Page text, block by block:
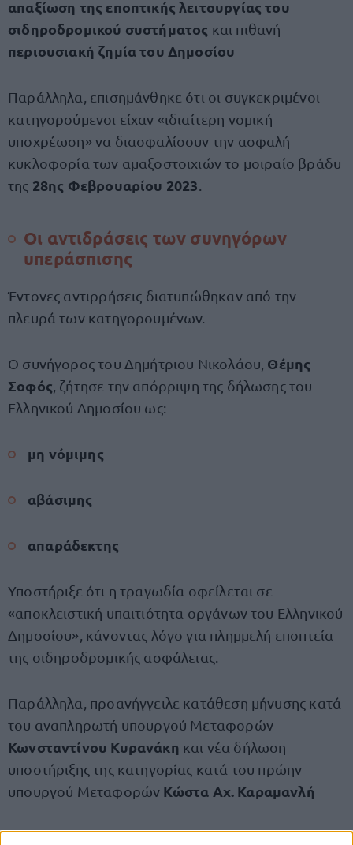
απαξίωση της εποπτικής λειτουργίας του
σιδηροδρομικού συστήματος και πιθανή
περιουσιακή ζημία του Δημοσίου
Παράλληλα, επισημάνθηκε ότι οι συγκεκριμένοι
κατηγορούμενοι είχαν «ιδιαίτερη νομική
υποχρέωση» να διασφαλίσουν την ασφαλή
κυκλοφορία των αμαξοστοιχιών το μοιραίο βράδυ
της 28ης Φεβρουαρίου 2023
Οι αντιδράσεις των συνηγόρων
υπεράσπισης
Έντονες αντιρρήσεις διατυπώθηκαν από την
πλευρά των κατηγορουμένων.
Ο συνήγορος του Δημήτριου Νικολάου, Θέμης
Σοφός , ζήτησε την απόρριψη της δήλωσης του
Ελληνικού Δημοσίου ως:
μη νόμιμης
αβάσιμης
απαράδεκτης
Υποστήριξε ότι η τραγωδία οφείλεται σε
«αποκλειστική υπαιτιότητα οργάνων του Ελληνικού
Δημοσίου», κάνοντας λόγο για πλημμελή εποπτεία
της σιδηροδρομικής ασφάλειας.
Παράλληλα, προανήγγειλε κατάθεση μήνυσης κατά
του αναπληρωτή υπουργού Μεταφορών
Κωνσταντίνου Κυρανάκη και νέα δήλωση
υποστήριξης της κατηγορίας κατά του πρώην
υπουργού Μεταφορών Κώστα Αχ. Καραμανλή